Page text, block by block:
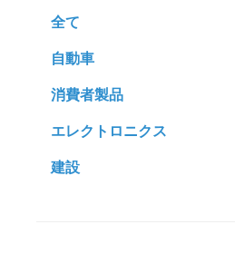
全て
自動車
消費者製品
エレクトロニクス
建設